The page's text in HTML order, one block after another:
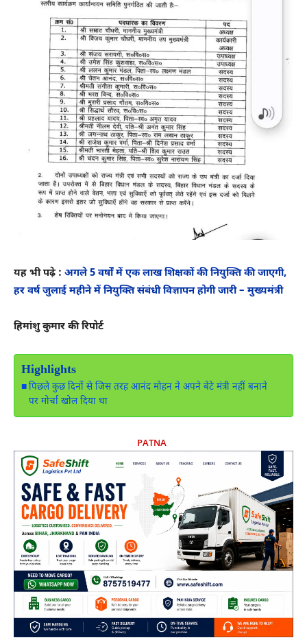
यह भी पढ़े : अगले 5 वर्षों में एक लाख शिक्षकों की नियुक्ति की जाएगी,
हर वर्ष जुलाई महीने में नियुक्ति संबंधी विज्ञापन होगी जारी – मुख्यमंत्री
हिमांशु कुमार की रिपोर्ट
Highlights
पिछले कुछ दिनों से जिस तरह आनंद मोहन ने अपने बेटे मंत्री नहीं बनाने
पर मोर्चा खोल दिया था
PATNA